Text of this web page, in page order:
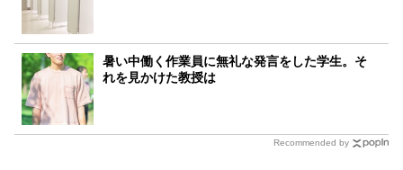
暑い中働く作業員に無礼な発言をした学生。そ
れを見かけた教授は
Recommended by